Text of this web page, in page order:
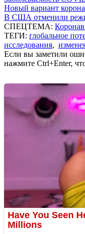
Новый вариант
В США отменили
СПЕЦТЕМА:
ТЕГИ: глобальное
исследования,
Если вы заметили
нажмите Ctrl+Enter,